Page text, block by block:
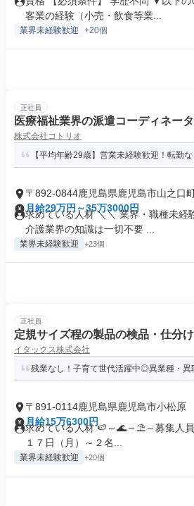
客業の経験（小売・飲食等業...
業界未経験歓迎 +20個
正社員
医療福祉業界の派遣コーディネー
株式会社コトリオ
【平均年齢29歳】営業未経験歓迎！転勤
〒892-0844鹿児島県鹿児島市山之口
月給29万円～35万3000円
求めている人材 ＼＼ 業界・職種未経
介護業界の知識は一切不要 ...
業界未経験歓迎 +23個
正社員
定規サイズ程の製品の検品・仕分け
イタックス株式会社
残業なし！子育て世代活躍中◎異業種・異
〒891-0114鹿児島県鹿児島市小松原
月給15万6300円
求めている人材 🍉～🌊～⛱～募集人
１７日（月）～２名...
業界未経験歓迎 +20個